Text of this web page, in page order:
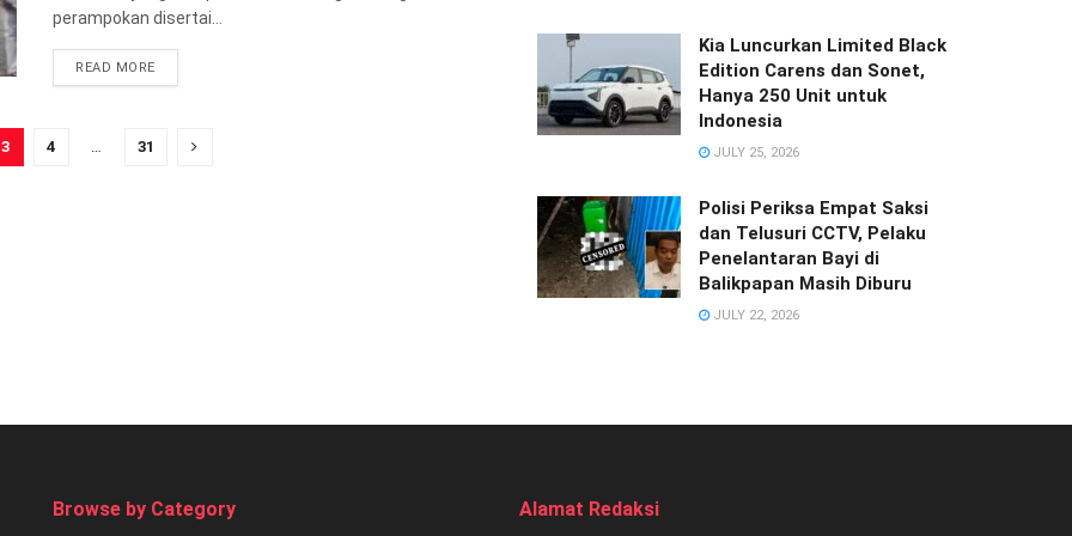
perampokan disertai...
READ MORE
3 4 31
Kia Luncurkan Limited Black
Edition Carens dan Sonet,
Hanya 250 Unit untuk
Indonesia
JULY 25, 2026
Polisi Periksa Empat Saksi
dan Telusuri CCTV, Pelaku
Penelantaran Bayi di
Balikpapan Masih Diburu
JULY 22, 2026
Browse by Category Alamat Redaksi